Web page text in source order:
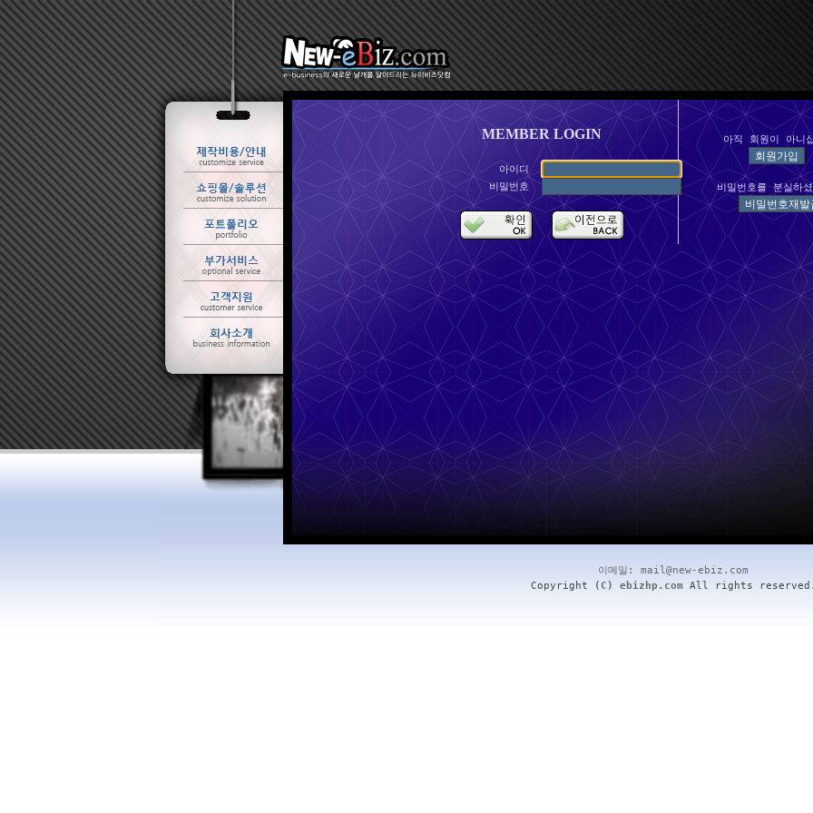
MEMBER LOGIN
아이디
비밀번호
아직 회원이 아니
비밀번호를 분실하
이메일: mail@new-ebiz.com
Copyright
(C) ebizhp.comAll rights